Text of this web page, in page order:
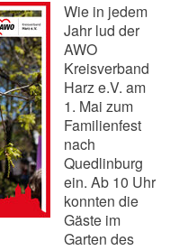
Wie in jedem
Jahr lud der
AWO
Kreisverband
Harz e.V. am
1. Mai zum
Familienfest
nach
Quedlinburg
ein. Ab 10 Uhr
konnten die
Gäste im
Garten des